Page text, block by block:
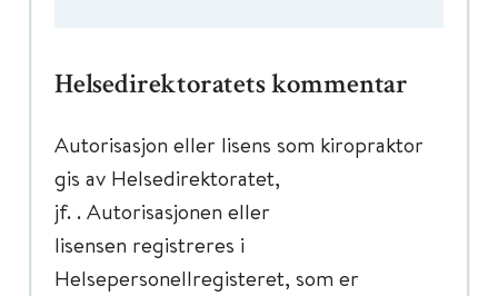
Helsedirektoratets kommentar
Autorisasjon eller lisens som kiropraktor
gis av Helsedirektoratet,
jf. . Autorisasjonen eller
lisensen registreres i
Helsepersonellregisteret, som er